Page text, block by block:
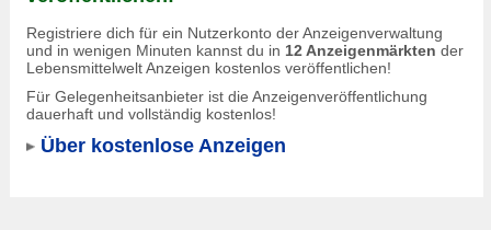
Registriere dich für ein Nutzerkonto der Anzeigenverwaltung
und in wenigen Minuten kannst du in 12 Anzeigenmärkten der
Lebensmittelwelt Anzeigen kostenlos veröffentlichen!
Für Gelegenheitsanbieter ist die Anzeigenveröffentlichung
dauerhaft und vollständig kostenlos!
Über kostenlose Anzeigen